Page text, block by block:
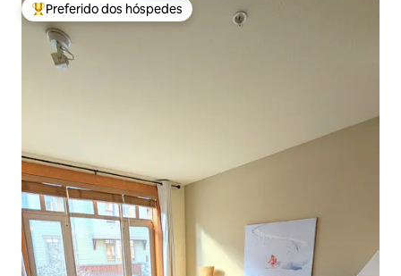
Entre os melhores preferidos dos hóspedes
Preferido dos hóspedes